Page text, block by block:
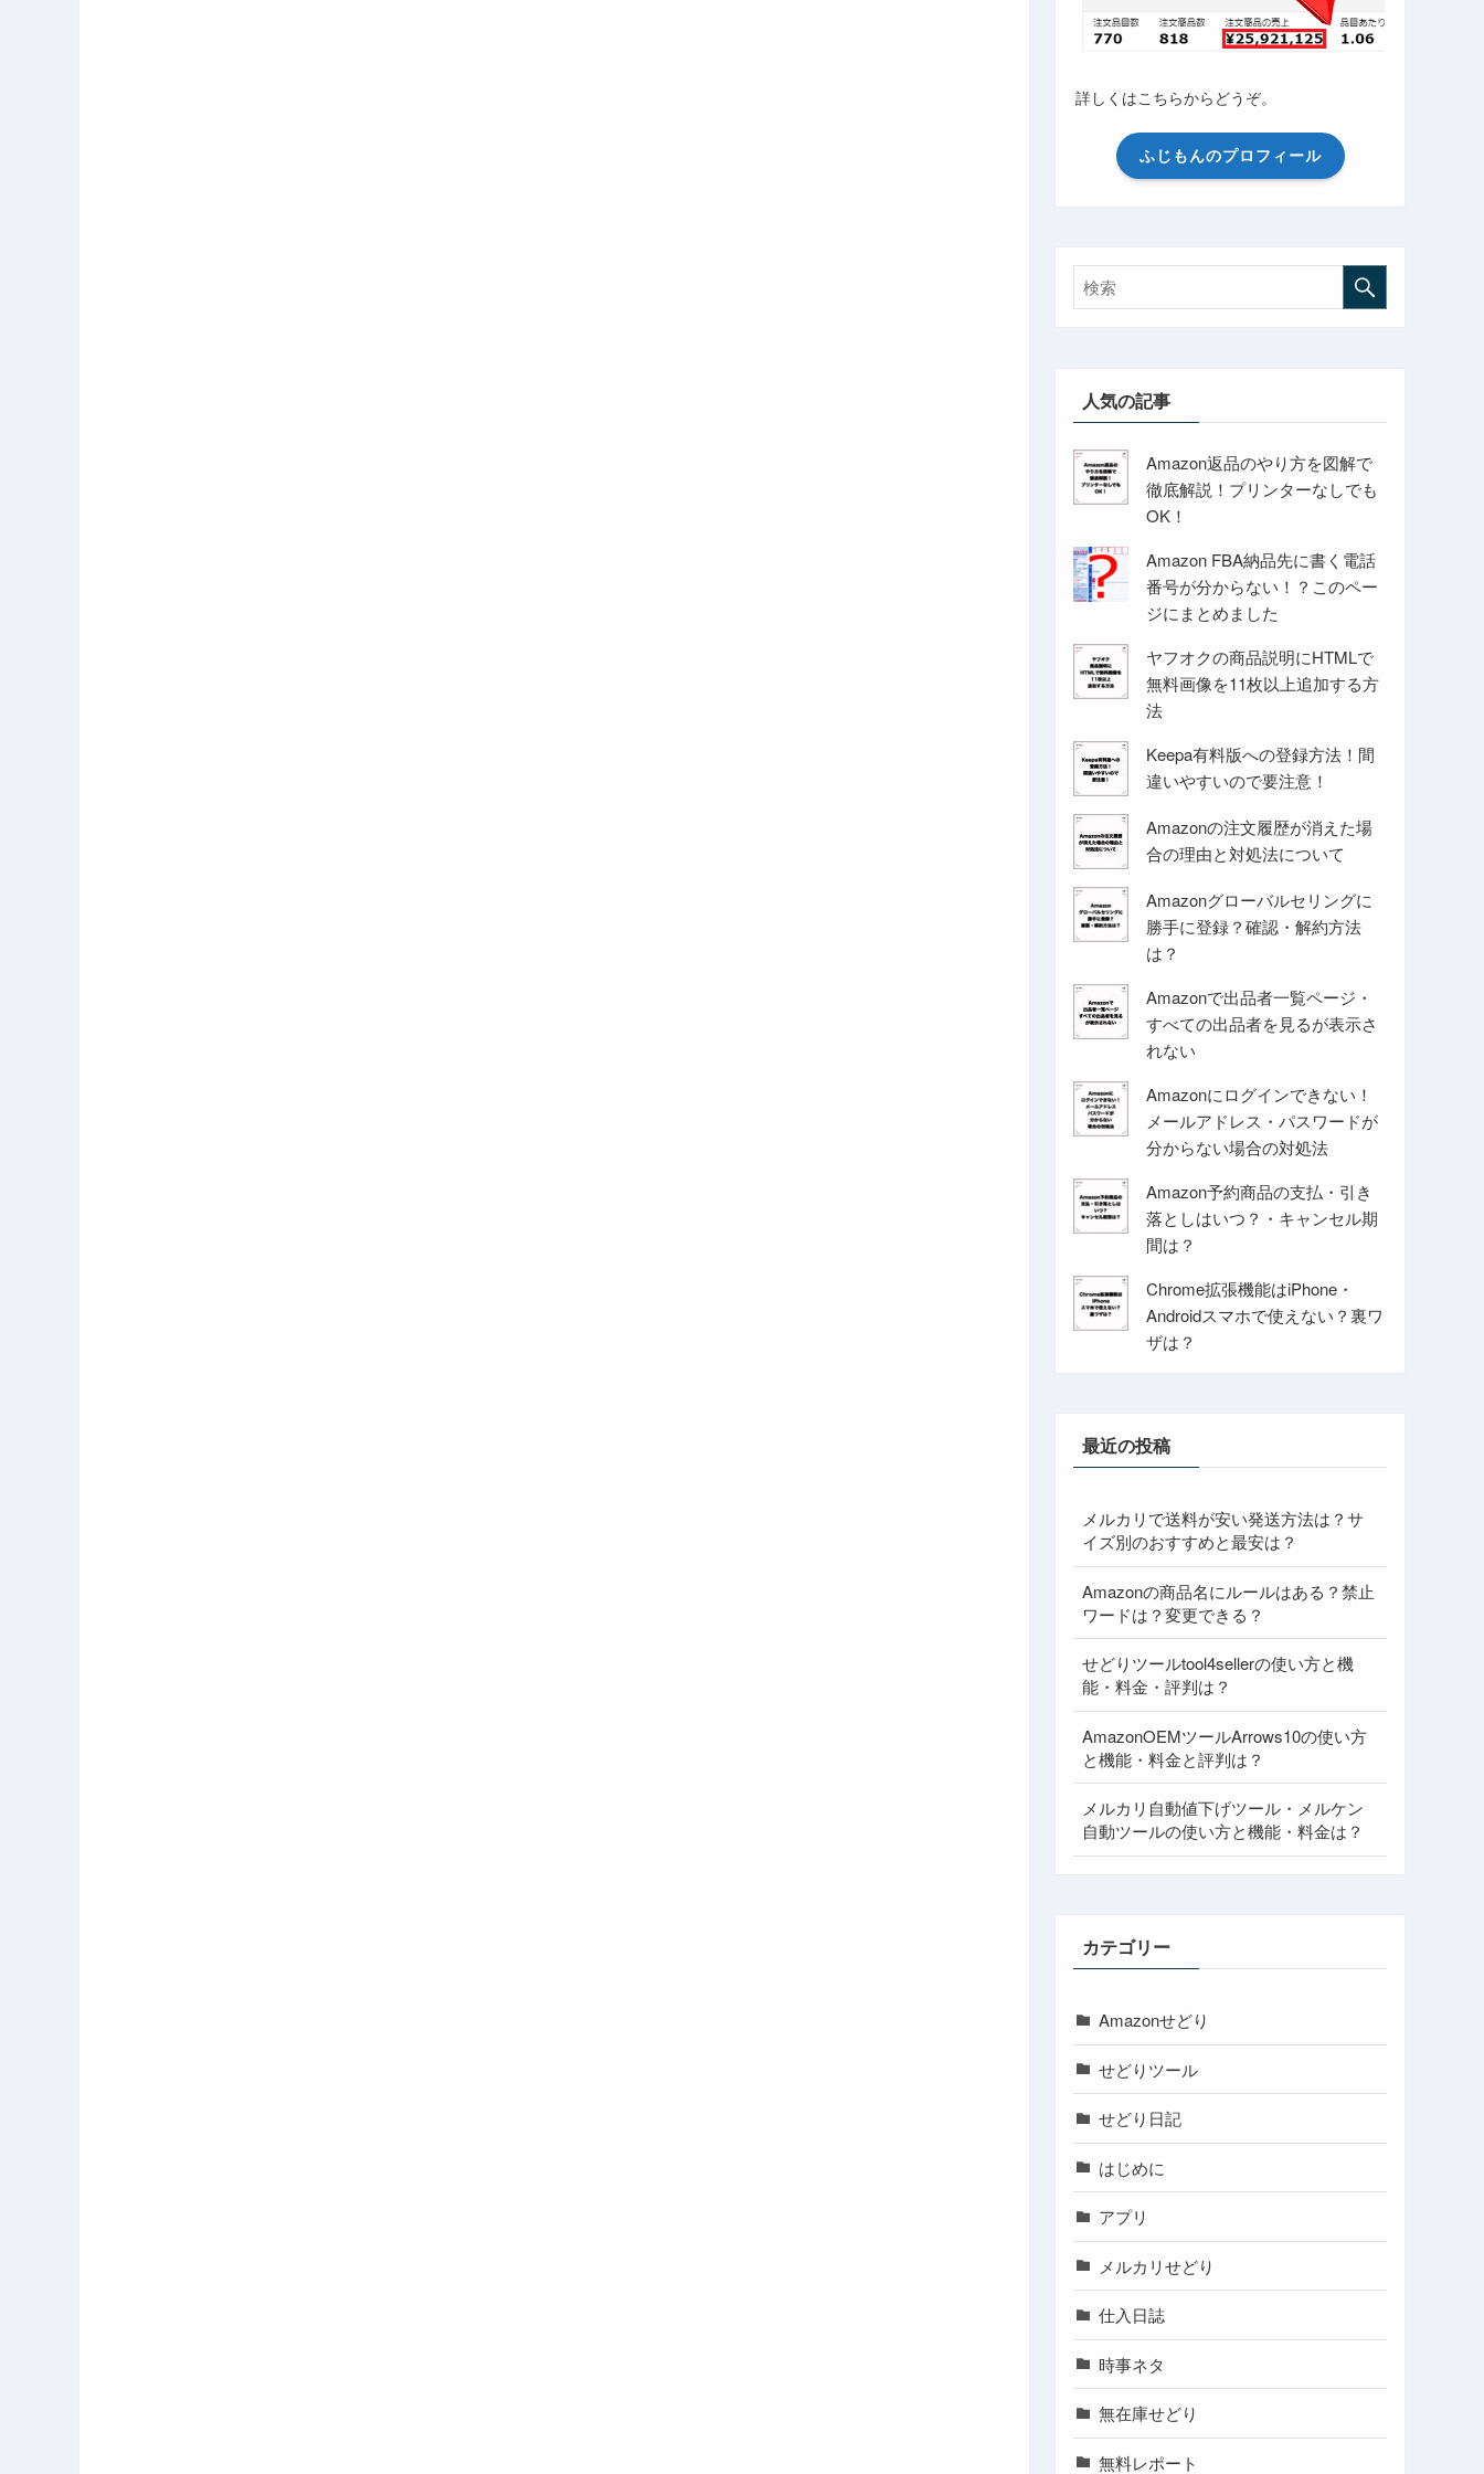
詳しくはこちらからどうぞ。
ふじもんのプロフィール
人気の記事
Amazon返品のやり方を図解で
徹底解説！プリンターなしでも
OK！
Amazon FBA納品先に書く電話
番号が分からない！？このペー
ジにまとめました
ヤフオクの商品説明にHTMLで
無料画像を11枚以上追加する方
法
Keepa有料版への登録方法！間
違いやすいので要注意！
Amazonの注文履歴が消えた場
合の理由と対処法について
Amazonグローバルセリングに
勝手に登録？確認・解約方法
は？
Amazonで出品者一覧ページ・
すべての出品者を見るが表示さ
れない
Amazonにログインできない！
メールアドレス・パスワードが
分からない場合の対処法
Amazon予約商品の支払・引き
落としはいつ？・キャンセル期
間は？
Chrome拡張機能はiPhone・
Androidスマホで使えない？裏ワ
ザは？
最近の投稿
メルカリで送料が安い発送方法は？サ
イズ別のおすすめと最安は？
Amazonの商品名にルールはある？禁止
ワードは？変更できる？
せどりツールtool4sellerの使い方と機
能・料金・評判は？
AmazonOEMツールArrows10の使い方
と機能・料金と評判は？
メルカリ自動値下げツール・メルケン
自動ツールの使い方と機能・料金は？
カテゴリー
Amazonせどり
せどりツール
せどり日記
はじめに
アプリ
メルカリせどり
仕入日誌
時事ネタ
無在庫せどり
無料レポート